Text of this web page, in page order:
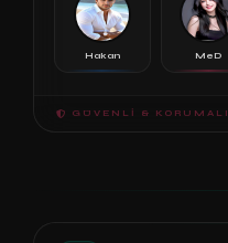
Hakan MeD
GÜVENLI & KORUMALI